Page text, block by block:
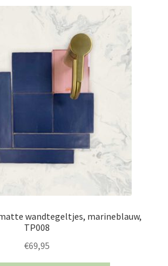
wandtegeltjes, marineblauw,
TP008
€69,95